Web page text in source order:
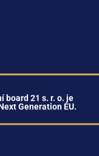
a
výkon,